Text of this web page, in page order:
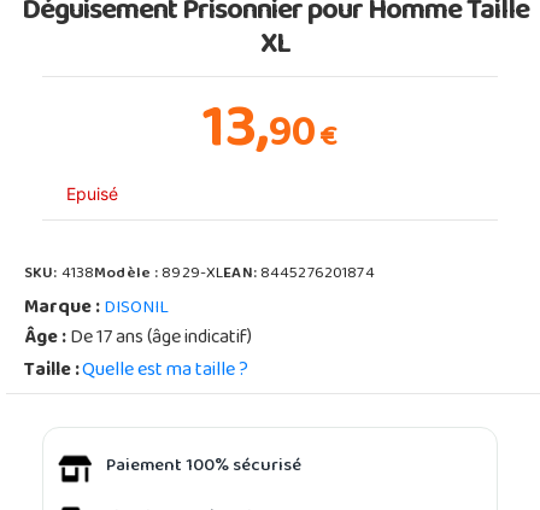
Déguisement Prisonnier pour Homme Taille
XL
13,90€
Epuisé
SKU:4138Modèle :8929-XLEAN:8445276201874
Marque :DISONIL
Âge :De 17 ans (âge indicatif)
Taille :Quelle est ma taille ?
Paiement 100% sécurisé